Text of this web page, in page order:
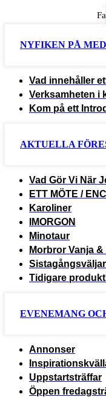
NYFIKEN PÅ
Vad innehåller
Verksamheten i
Kom på ett
AKTUELLA
Vad Gör Vi När
ETT MÖTE /
Karoliner
IMORGON
Minotaur
Morbror Vanja
Tidigare
EVENEMANG
Annonser
Uppstartsträffar
Öppen